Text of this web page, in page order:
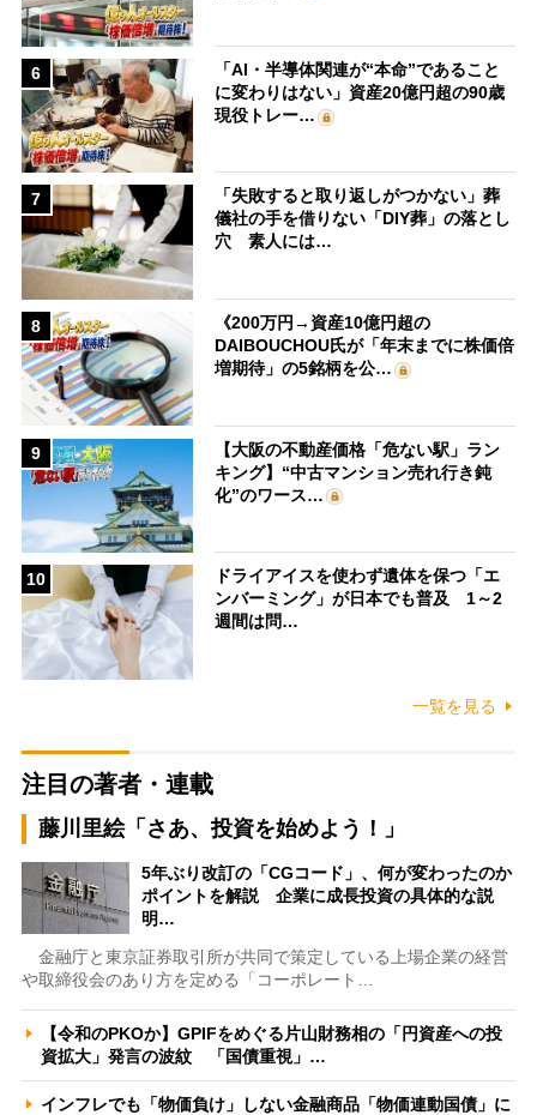
6
「AI・半導体関連が“本命”であること
に変わりはない」資産20億円超の90歳
現役トレー…
7
「失敗すると取り返しがつかない」葬
儀社の手を借りない「DIY葬」の落とし
穴 素人には…
8
《200万円→資産10億円超の
DAIBOUCHOU氏が「年末までに株価倍
増期待」の5銘柄を公…
9
【大阪の不動産価格「危ない駅」ラン
キング】“中古マンション売れ行き鈍
化”のワース…
10
ドライアイスを使わず遺体を保つ「エ
ンバーミング」が日本でも普及 1～2
週間は問…
一覧を見る
注目の著者・連載
藤川里絵「さあ、投資を始めよう！」
5年ぶり改訂の「CGコード」、何が変わったのか
ポイントを解説 企業に成長投資の具体的な説
明…
金融庁と東京証券取引所が共同で策定している上場企業の経営
や取締役会のあり方を定める「コーポレート…
【令和のPKOか】GPIFをめぐる片山財務相の「円資産への投
資拡大」発言の波紋 「国債重視」…
インフレでも「物価負け」しない金融商品「物価連動国債」に